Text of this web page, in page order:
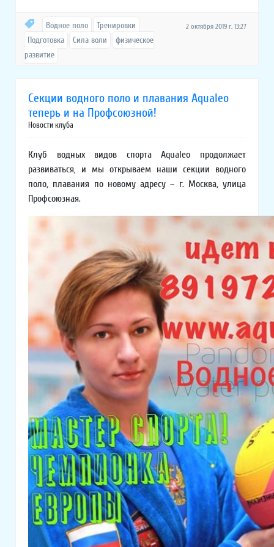
2 октября 2019 г. 13:27
Водное поло
Тренировки
Подготовка
Сила воли
физическое
развитие
Секции водного поло и плавания Aqualeo
теперь и на Профсоюзной!
Новости клуба
Клуб водных видов спорта Aqualeo продолжает
развиваться, и мы открываем наши секции водного
поло, плавания по новому адресу – г. Москва, улица
Профсоюзная.